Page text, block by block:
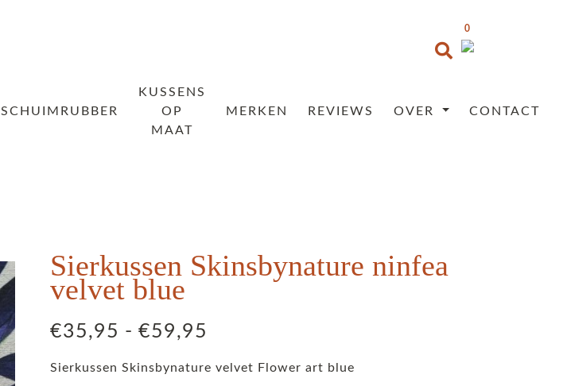
0
SCHUIMRUBBER
KUSSENS
OP
MAAT
MERKEN REVIEWS OVER CONTACT
Sierkussen Skinsbynature ninfea
velvet blue
€35,95 - €59,95
tot
Sierkussen Skinsbynature velvet Flower art blue